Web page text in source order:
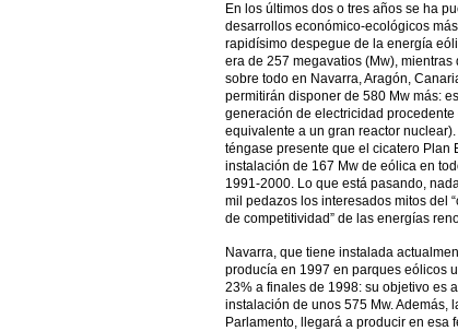
En los últimos dos o tres años se ha
desarrollos económico-ecológicos
rapidísimo despegue de la energía
era de 257 megavatios (Mw),
sobre todo en Navarra, Aragón,
permitirán disponer de 580 Mw más:
generación de electricidad
equivalente a un gran reactor
téngase presente que el cicatero
instalación de 167 Mw de eólica en
1991-2000. Lo que está pasando,
mil pedazos los interesados mitos del
de competitividad” de las energías
Navarra, que tiene instalada
producía en 1997 en parques eólicos
23% a finales de 1998: su objetivo es
instalación de unos 575 Mw. Además,
Parlamento, llegará a producir en esa